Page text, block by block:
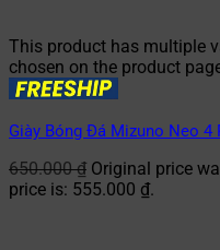
This product has multiple
chosen on the product
Giày Bóng Đá Mizuno Neo 4
650.000₫ Original price
price is: 555.000 ₫.